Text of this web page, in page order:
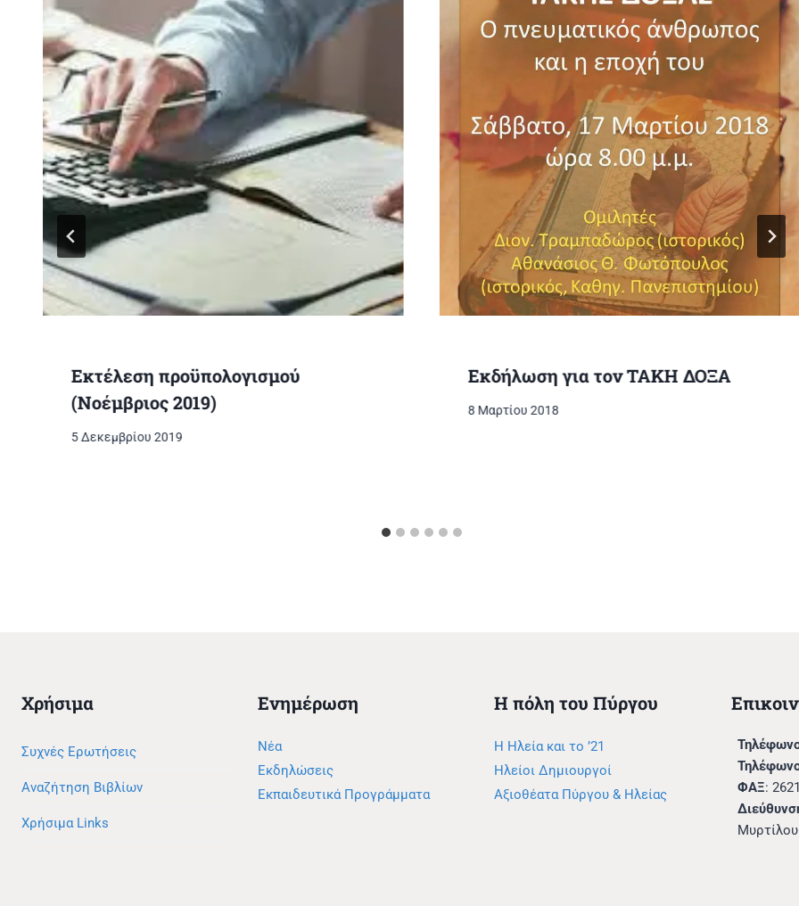
Εκτέλεση προϋπολογισμού
(Νοέμβριος 2019)
5 Δεκεμβρίου 2019
Εκδήλωση για τον ΤΑΚΗ ΔΟΞΑ
8 Μαρτίου 2018
Χρήσιμα
Συχνές Ερωτήσεις
Αναζήτηση Βιβλίων
Χρήσιμα Links
Ενημέρωση
Νέα
Εκδηλώσεις
Εκπαιδευτικά Προγράμματα
Η πόλη του Πύργου
Η Ηλεία και το ’21
Ηλείοι Δημιουργοί
Αξιοθέατα Πύργου & Ηλείας
ΦΑΞ:
Μυρτίλου